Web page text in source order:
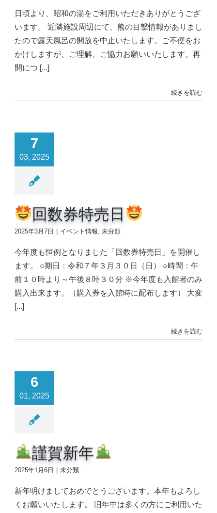
日頃より、昭和の湯をご利用いただきありがとうござ
います。 近隣施設周辺にて、熊の目撃情報がありまし
たので露天風呂の開放を中止いたします。ご不便をお
かけしますが、ご理解、ご協力お願いいたします。再
開につ [...]
続きを読む
7
03, 2025
回数券特売日
2025年3月7日 | イベント情報 未分類
今年度も恒例となりました「回数券特売日」を開催し
ます。 ○期日：令和７年３月３０日（日） ○時間：午
前１０時より～午後８時３０分 ※今年度も入館者のみ
購入出来ます。（購入券を入館時に配布します） 大変
[...]
続きを読む
6
01, 2025
謹賀新年
2025年1月6日 | 未分類
新年明けましておめでとうございます。本年もよろし
くお願いいたします。 旧年中は多くの方にご利用いた